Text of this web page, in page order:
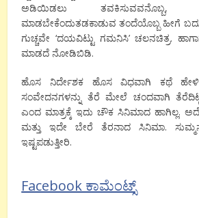
ಅಡಿಯಿಡಲು
ಮಾಡಬೇಕೆಂದುತಡಕಾಡುವ ತಂದೆಯೊಬ್ಬ ಹೀಗೆ
ಗುಚ್ಚವೇ ‘ದಯವಿಟ್ಟು ಗಮನಿಸಿ’ ಚಲನಚಿತ್ರ.
ಮಾಡದೆ ನೋಡಿಬಿಡಿ.
ಹೊಸ ನಿರ್ದೇಶಕ ಹೊಸ ವಿಧವಾಗಿ ಕಥೆ
ಸಂವೇದನಗಳನ್ನು ತೆರೆ ಮೇಲೆ ಚಂದವಾಗಿ
ಎಂದ ಮಾತ್ರಕ್ಕೆ ಇದು ಚೌಕ ಸಿನಿಮಾದ ಹಾಗಿಲ್ಲ.
ಮತ್ತು ಇದೇ ಬೇರೆ ತೆರನಾದ ಸಿನಿಮಾ.
ಇಷ್ಟಪಡುತ್ತೀರಿ.
Facebook ಕಾಮೆಂಟ್ಸ್